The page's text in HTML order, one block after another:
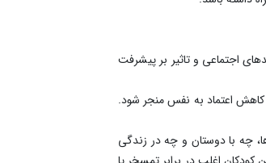
اجتماعی و تاثیر بر پیشرفت
اعتماد به نفس منجر شود.
چه با دوستان و چه در زندگی